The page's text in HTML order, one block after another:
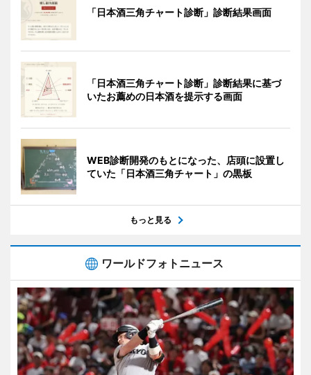
「日本酒三角チャート診断」診断結果画面
「日本酒三角チャート診断」診断結果に基づ
いたお薦めの日本酒を提示する画面
WEB診断開発のもとになった、店頭に設置し
ていた「日本酒三角チャート」の黒板
もっと見る
ワールドフォトニュース